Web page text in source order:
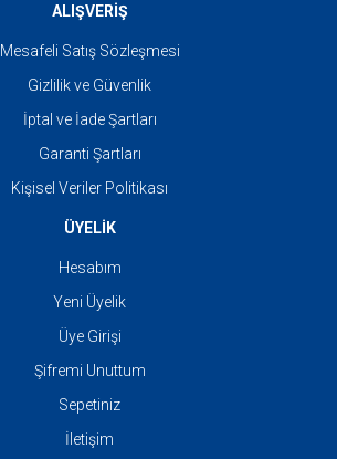
ALIŞVERİŞ
Mesafeli Satış Sözleşmesi
Gizlilik ve Güvenlik
İptal ve İade Şartları
Garanti Şartları
Kişisel Veriler Politikası
ÜYELİK
Hesabım
Yeni Üyelik
Üye Girişi
Şifremi Unuttum
Sepetiniz
İletişim